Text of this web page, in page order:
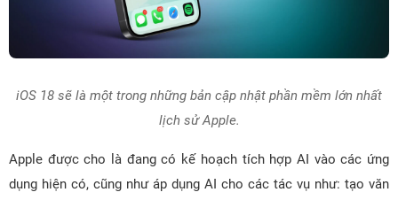
iOS 18 sẽ là một trong những bản cập nhật phần mềm lớn nhất
lịch sử Apple.
Apple được cho là đang có kế hoạch tích hợp AI vào các ứng
dụng hiện có, cũng như áp dụng AI cho các tác vụ như: tạo văn